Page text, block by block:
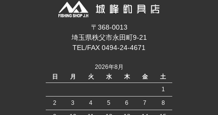
〒368-0013
埼玉県秩父市永田町9-21
TEL/FAX 0494-24-4671
2026年8月
日
月 火 水 木 金
土
1
2
3 4 5 6 7
8